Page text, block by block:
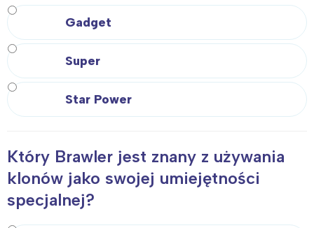
Gadget
Super
Star Power
Który Brawler jest znany z używania
klonów jako swojej umiejętności
specjalnej?